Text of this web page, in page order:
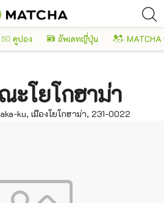
คูปอง อัพเดทญี่ปุ่น
ะโยโกฮาม่า
ku, เมืองโยโกฮาม่า, 231-0022